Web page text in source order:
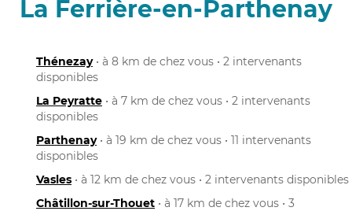
La Ferrière-en-Parthenay
Thénezay• à 8 km de chez vous • 2 intervenants
disponibles
La Peyratte • à 7 km de chez vous • 2 intervenants
disponibles
Parthenay• à 19 km de chez vous • 11 intervenants
disponibles
Vasles • à 12 km de chez vous • 2 intervenants disponibles
Châtillon-sur-Thouet • à 17 km de chez vous • 3